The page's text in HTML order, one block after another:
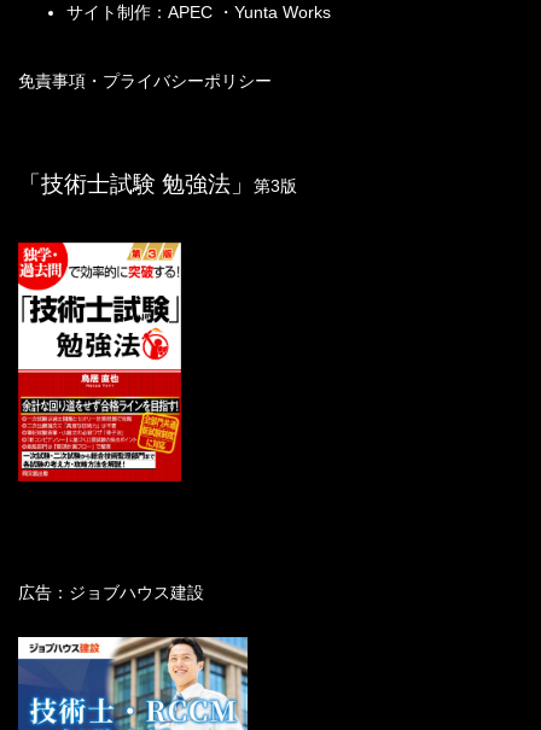
サイト制作：APEC ・Yunta Works
免責事項・プライバシーポリシー
「技術士試験 勉強法」 第3版
広告：ジョブハウス建設